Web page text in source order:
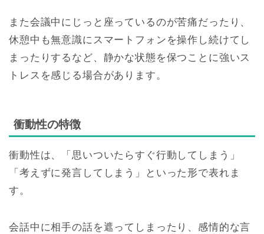
また会議中にじっと座っているのが苦痛だったり、
休憩中も無意識にスマートフォンを操作し続けてし
まったりするなど、静かな状態を保つことに強いス
トレスを感じる場合があります。
衝動性の特徴
衝動性は、「思いついたらすぐ行動してしまう」
「考えずに発言してしまう」といった形で表れま
す。
会話中に相手の話を遮ってしまったり、感情的な言